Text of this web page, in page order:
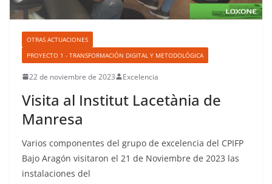
OTRAS ACTUACIONES
PROYECTO 1 - TRANSFORMACIÓN DIGITAL Y METODOLÓGICA
22 de noviembre de 2023 Excelencia
Visita al Institut Lacetània de
Manresa
Varios componentes del grupo de excelencia del CPIFP
Bajo Aragón visitaron el 21 de Noviembre de 2023 las
instalaciones del